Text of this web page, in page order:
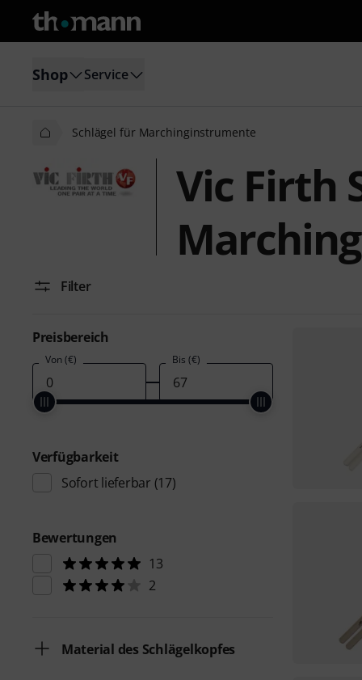
Shop Service
Schlägel für Marchinginstrumente
Vic Firth
Filter
Preisbereich
Von (€) Bis (€)
Verfügbarkeit
Sofort lieferbar (17)
Bewertungen
13
2
Material des Schlägelkopfes